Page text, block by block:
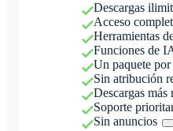
Descargas
Acceso
Herramientas
Funciones de
Un paquete por
Sin atribución
Descargas más
Soporte
Sin anuncios